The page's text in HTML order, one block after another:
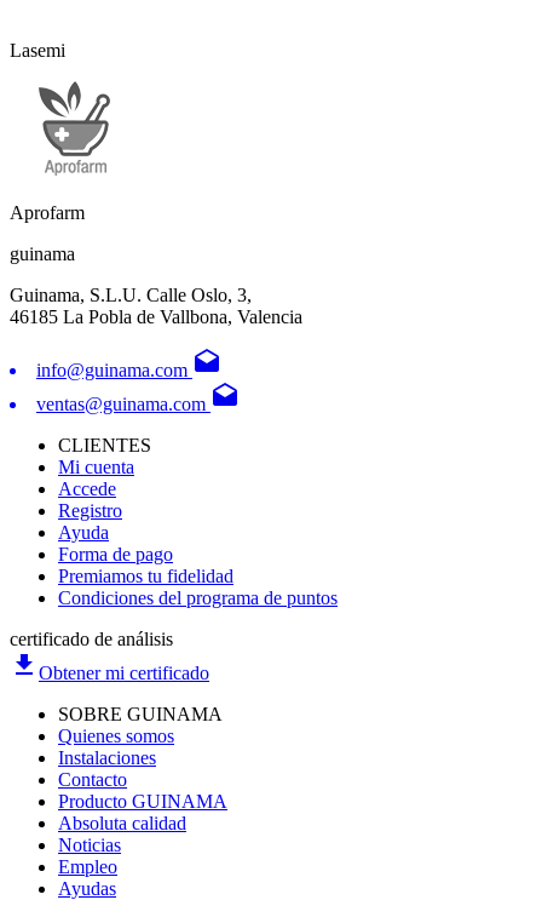
Lasemi
Aprofarm
guinama
Guinama, S.L.U. Calle Oslo, 3,
46185 La Pobla de Vallbona, Valencia
info@guinama.com drafts
ventas@guinama.com drafts
CLIENTES
Mi cuenta
Accede
Registro
Ayuda
Forma de pago
Premiamos tu fidelidad
Condiciones del programa de puntos
certificado de análisis
file_download Obtener mi certificado
SOBRE GUINAMA
Quienes somos
Instalaciones
Contacto
Producto GUINAMA
Absoluta calidad
Noticias
Empleo
Ayudas